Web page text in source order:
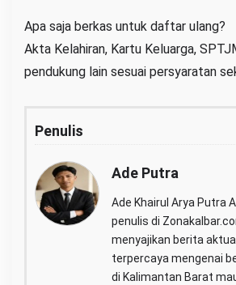
Apa saja berkas untuk daftar ulang?
Akta Kelahiran, Kartu Keluarga,
pendukung lain sesuai persyaratan
Penulis
Ade Putra
Ade Khairul Arya Putra
penulis di
menyajikan berita
terpercaya mengenai
di Kalimantan Barat